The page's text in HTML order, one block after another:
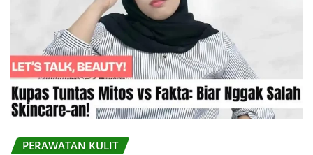
PERAWATAN KULIT